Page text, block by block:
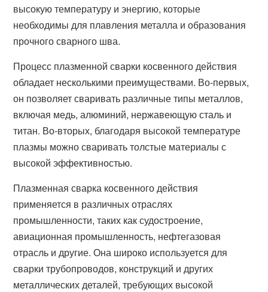
высокую температуру и энергию, которые
необходимы для плавления металла и образования
прочного сварного шва.
Процесс плазменной сварки косвенного действия
обладает несколькими преимуществами. Во-первых,
он позволяет сваривать различные типы металлов,
включая медь, алюминий, нержавеющую сталь и
титан. Во-вторых, благодаря высокой температуре
плазмы можно сваривать толстые материалы с
высокой эффективностью.
Плазменная сварка косвенного действия
применяется в различных отраслях
промышленности, таких как судостроение,
авиационная промышленность, нефтегазовая
отрасль и другие. Она широко используется для
сварки трубопроводов, конструкций и других
металлических деталей, требующих высокой